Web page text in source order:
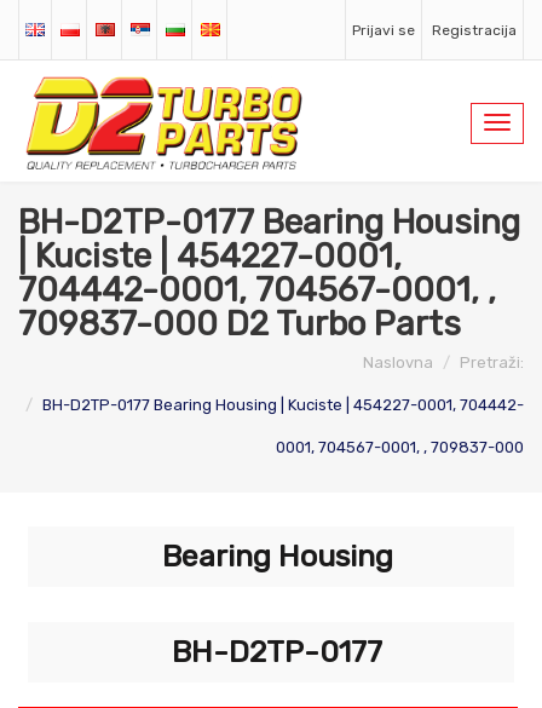
Prijavi se Registracija
BH-D2TP-0177 Bearing Housing
| Kuciste | 454227-0001,
704442-0001, 704567-0001, ,
709837-000 D2 Turbo Parts
Naslovna Pretraži:
BH-D2TP-0177 Bearing Housing | Kuciste | 454227-0001, 704442-
0001, 704567-0001, , 709837-000
Bearing Housing
BH-D2TP-0177